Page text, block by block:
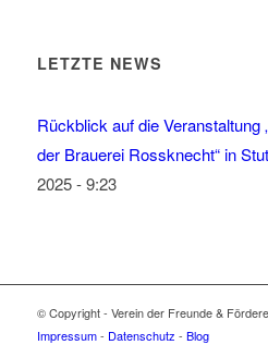
LETZTE NEWS
Rückblick auf die Veranstaltung
der Brauerei Rossknecht“ in
2025 - 9:23
© Copyright - Verein der Freunde &
Impressum- Datenschutz - Blog